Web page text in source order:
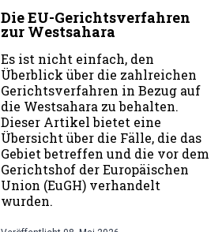
Die EU-Gerichtsverfahren
zur Westsahara
Es ist nicht einfach, den
Überblick über die zahlreichen
Gerichtsverfahren in Bezug auf
die Westsahara zu behalten.
Dieser Artikel bietet eine
Übersicht über die Fälle, die das
Gebiet betreffen und die vor dem
Gerichtshof der Europäischen
Union (EuGH) verhandelt
wurden.